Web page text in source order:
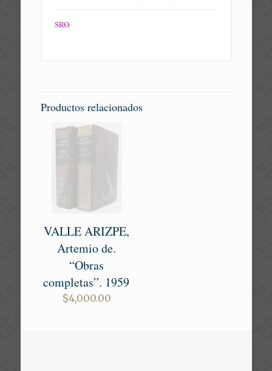
SRO
Productos relacionados
VALLE ARIZPE,
Artemio de.
“Obras
completas”. 1959
$4,000.00